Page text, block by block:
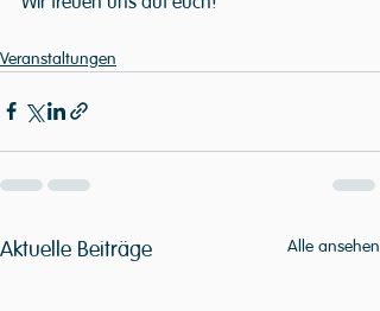
Veranstaltungen
Aktuelle Beiträge Alle ansehen